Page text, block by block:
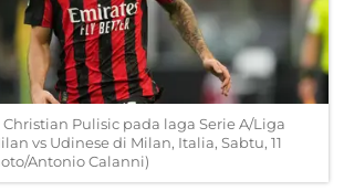
Pulisic pada laga Serie A/Liga
vs Udinese di Milan, Italia, Sabtu, 11
Antonio Calanni)